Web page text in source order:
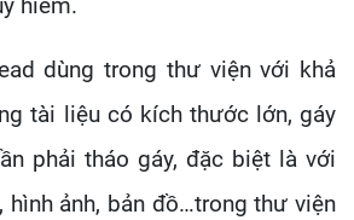
hiếm.
dùng trong thư viện với khả
tài liệu có kích thước lớn, gáy
phải tháo gáy, đặc biệt là với
hình ảnh, bản đồ…trong thư viện